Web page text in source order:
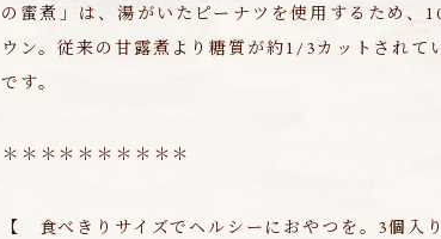
の蜜煮」は、湯がいたピーナツを使用するため、
ウン。従来の甘露煮より糖質が約1/3カットされて
です。
＊＊＊＊＊＊＊＊＊＊
【 食べきりサイズでヘルシーにおやつを。3個入